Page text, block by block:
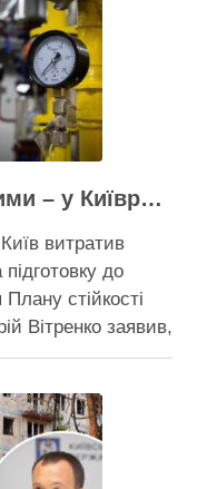
Жодних ілюзій щодо зими – у Київраді закидають, що КМДА виконала План стійкості на 20%
витратив
до
стійкості
Вітренко заявив,
влада
словами, до
…